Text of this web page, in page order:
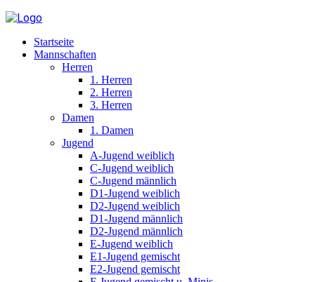
Startseite
Mannschaften
Herren
1. Herren
2. Herren
3. Herren
Damen
1. Damen
Jugend
A-Jugend weiblich
C-Jugend weiblich
C-Jugend männlich
D1-Jugend weiblich
D2-Jugend weiblich
D1-Jugend männlich
D2-Jugend männlich
E-Jugend weiblich
E1-Jugend gemischt
E2-Jugend gemischt